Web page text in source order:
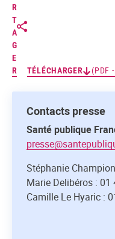
R
T
A
G
E
R
TÉLÉCHARGER (PDF
Contacts presse
Santé publique
Stéphanie
Marie Delibéros : 01
Camille Le Hyaric :